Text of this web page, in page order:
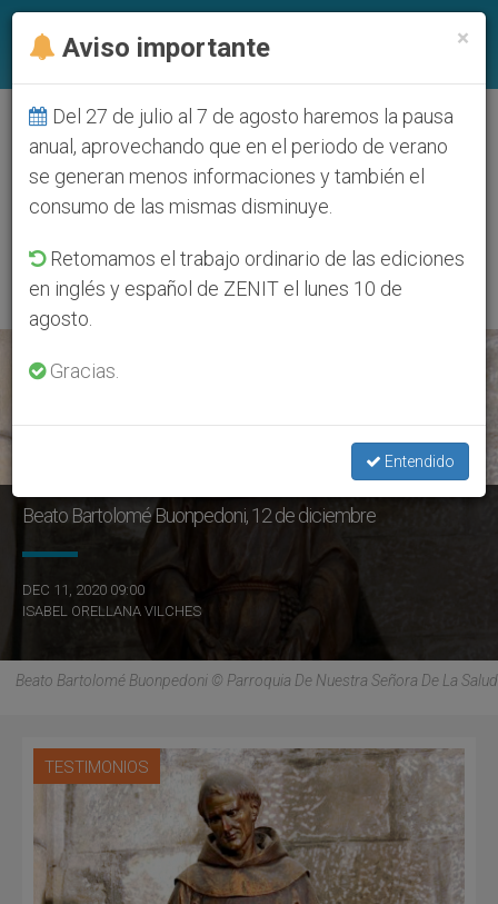
ETIQUETA
Posts Tagged ‘Beato
Bartolomé
Buonpedoni’
ÚLTIMAS NOTICIAS
Beato Bartolomé Buonpedoni, 12 de diciembre
DEC 11, 2020 09:00
ISABEL ORELLANA VILCHES
Beato Bartolomé Buonpedoni © Parroquia De Nuestra Señora De La Salud
TESTIMONIOS
×
Aviso importante
Del 27 de julio al 7 de agosto haremos la pausa
anual, aprovechando que en el periodo de verano
se generan menos informaciones y también el
consumo de las mismas disminuye.
Retomamos el trabajo ordinario de las ediciones
en inglés y español de ZENIT el lunes 10 de
agosto.
Gracias.
Entendido